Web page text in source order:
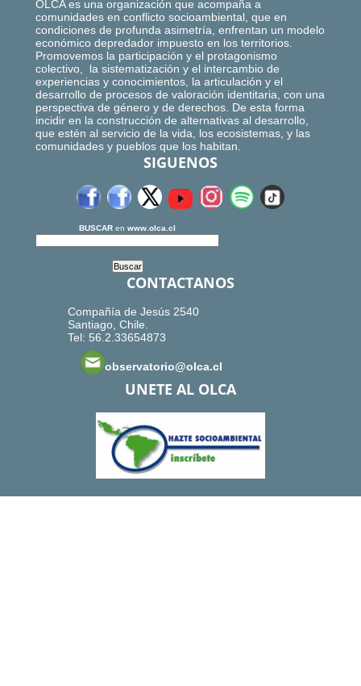
OLCA es una organización que acompaña a
comunidades en conflicto socioambiental, que en
condiciones de profunda asimetría, enfrentan un modelo
económico depredador impuesto en los territorios.
Promovemos la participación y el protagonismo
colectivo, la sistematización y el intercambio de
experiencias y conocimientos, la articulación y el
desarrollo de procesos de valoración identitaria, con una
perspectiva de género y de derechos. De esta forma
incidir en la construcción de alternativas al desarrollo,
que estén al servicio de la vida, los ecosistemas, y las
comunidades y pueblos que los habitan.
SIGUENOS
BUSCAR en www.olca.cl
CONTACTANOS
Compañía de Jesús 2540
Santiago, Chile.
Tel: 56.2.33654873
observatorio@olca.cl
UNETE AL OLCA